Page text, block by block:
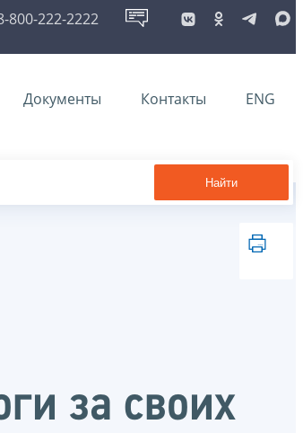
800-222-2222
Документы Контакты ENG
Найти
за своих